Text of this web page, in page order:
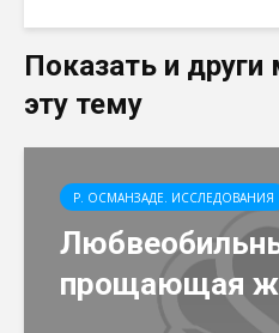
Показать и
эту тему
Р. ОСМАНЗАДЕ. ИССЛЕДОВАНИЯ
прощающая